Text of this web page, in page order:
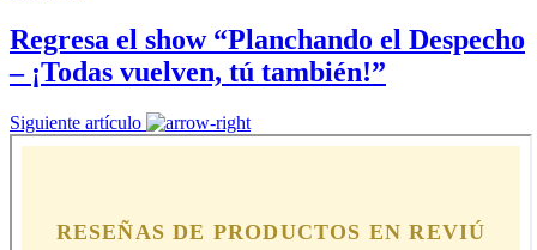
Regresa el show “Planchando el Despecho
– ¡Todas vuelven, tú también!”
Siguiente artículo